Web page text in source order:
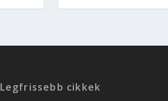
Legfrissebb cikkek